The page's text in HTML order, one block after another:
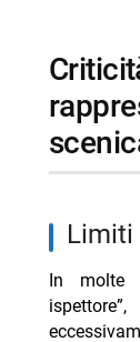
criticità nella
In molte